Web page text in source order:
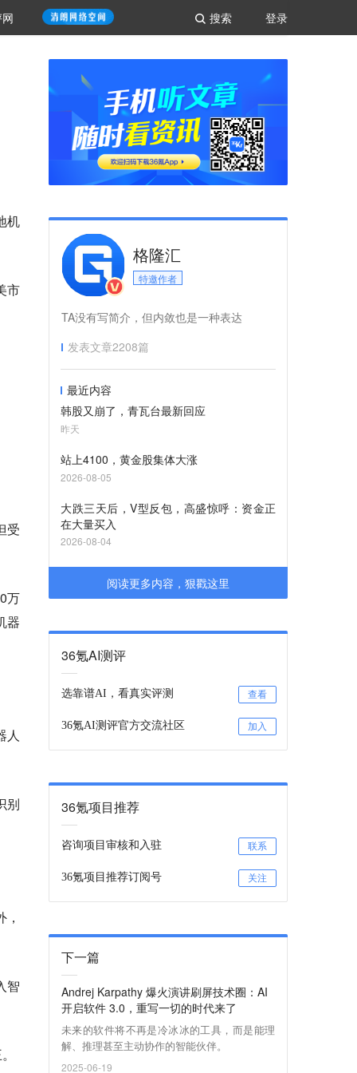
登录
搜索
机
市
受
万
器
人
别
智
格隆汇
特邀作者
TA没有写简介，但内敛也是一种表达
发表文章2208篇
最近内容
韩股又崩了，青瓦台最新回应
昨天
站上4100，黄金股集体大涨
2026-08-05
大跌三天后，V型反包，高盛惊呼：资金正
在大量买入
2026-08-04
阅读更多内容，狠戳这里
36氪AI测评
选靠谱AI，看真实评测 查看
36氪AI测评官方交流社区 加入
36氪项目推荐
咨询项目审核和入驻 联系
36氪项目推荐订阅号 关注
下一篇
Andrej Karpathy 爆火演讲刷屏技术圈：AI
开启软件 3.0，重写一切的时代来了
未来的软件将不再是冷冰冰的工具，而是能理
解、推理甚至主动协作的智能伙伴。
2025-06-19